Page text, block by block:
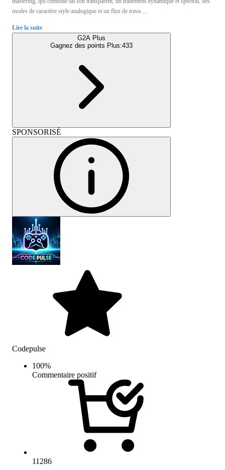
modes de caractère style analogique et un flux de trava ...
Lire la suite
G2A Plus
Gagnez des points Plus:433
SPONSORISÉ
Codepulse
100%
Commentaire positif
11286